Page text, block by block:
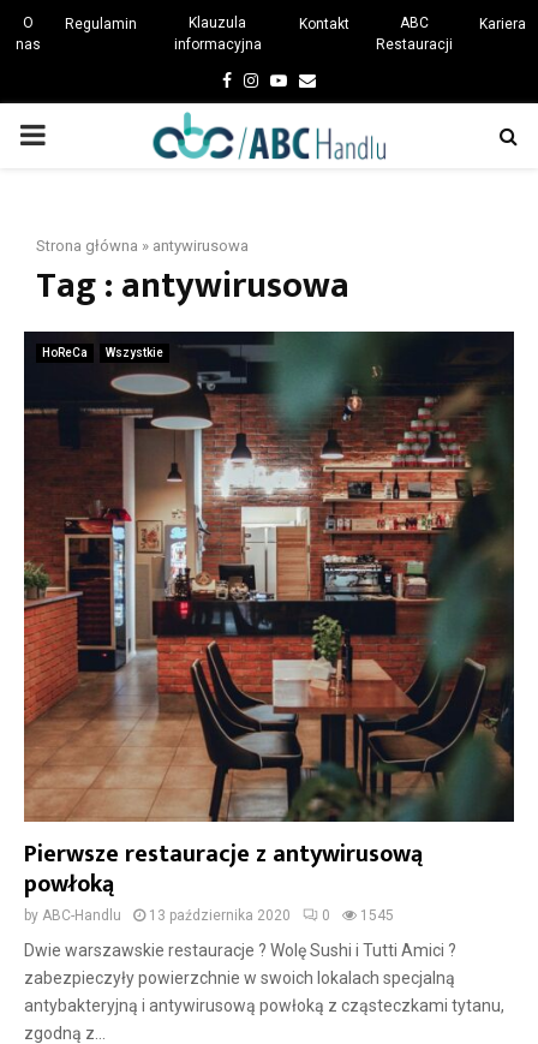
O
nas
Regulamin
Klauzula
informacyjna
Kontakt
ABC
Restauracji
Kariera
Facebook
Instagram
Youtube
Email
PRIMARY
Strona główna » antywirusowa
Tag : antywirusowa
HoReCa Wszystkie
Pierwsze restauracje z antywirusową
powłoką
by ABC-Handlu 13 października 2020 0 1545
Dwie warszawskie restauracje ? Wolę Sushi i Tutti Amici ?
zabezpieczyły powierzchnie w swoich lokalach specjalną
antybakteryjną i antywirusową powłoką z cząsteczkami tytanu,
zgodną z...